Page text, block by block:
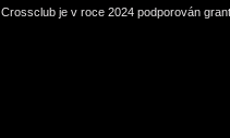
Crossclub je v roce 2024 podporován